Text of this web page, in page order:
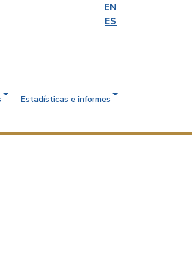
EN
ES
Estadísticas e informes